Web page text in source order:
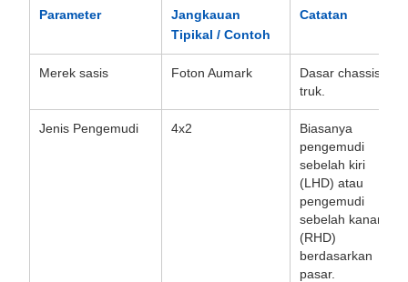
Parameter
Jangkauan
Tipikal / Contoh
Catatan
Merek sasis Foton Aumark
Dasar chassis
truk.
Jenis Pengemudi 4x2
Biasanya
pengemudi
sebelah kiri
(LHD) atau
pengemudi
sebelah kanan
(RHD)
berdasarkan
pasar.